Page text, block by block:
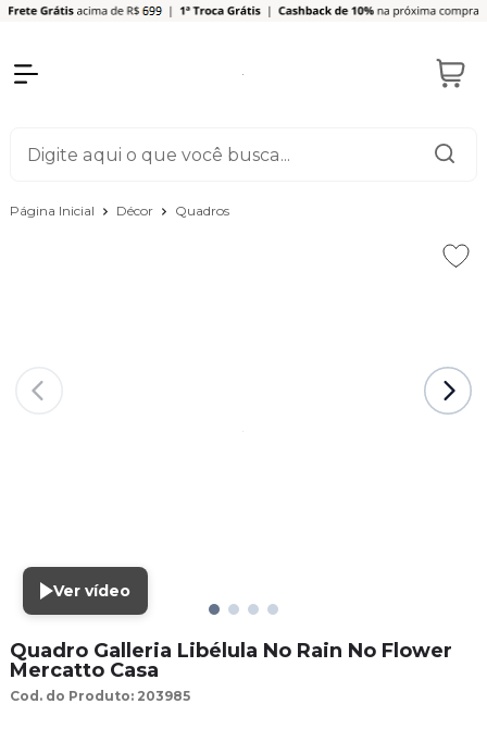
Página Inicial Décor Quadros
Ver vídeo
Quadro Galleria Libélula No Rain No Flower
Mercatto Casa
Cod. do Produto: 203985